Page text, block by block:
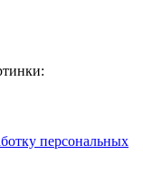
персональных